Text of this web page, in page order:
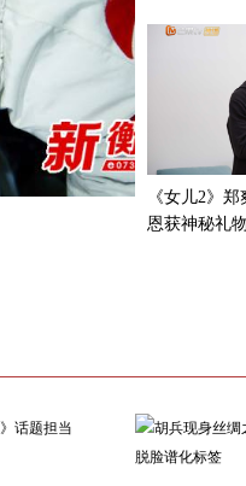
《女儿2》
恩获神秘礼物